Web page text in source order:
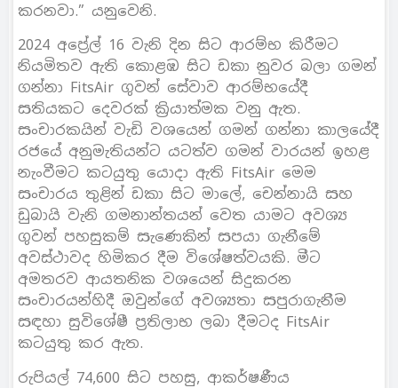
කරනවා.” යනුවෙනි.
2024 අප්‍රේල් 16 වැනි දින සිට ආරම්භ කිරීමට
නියමිතව ඇති කොළඹ සිට ඩකා නුවර බලා ගමන්
ගන්නා FitsAir ගුවන් සේවාව ආරම්භයේදී
සතියකට දෙවරක් ක්‍රියාත්මක වනු ඇත.
සංචාරකයින් වැඩි වශයෙන් ගමන් ගන්නා කාලයේදී
රජයේ අනුමැතියන්ට යටත්ව ගමන් වාරයන් ඉහළ
නැංවීමට කටයුතු යොදා ඇති FitsAir මෙම
සංචාරය තුළින් ඩකා සිට මාලේ, චෙන්නායි සහ
ඩුබායි වැනි ගමනාන්තයන් වෙත යාමට අවශ්‍ය
ගුවන් පහසුකම් සැණෙකින් සපයා ගැනීමේ
අවස්ථාවද හිමිකර දීම විශේෂත්වයකි. මීට
අමතරව ආයතනික වශයෙන් සිදුකරන
සංචාරයන්හිදී ඔවුන්ගේ අවශ්‍යතා සපුරාගැනීම
සඳහා සුවිශේෂී ප්‍රතිලාභ ලබා දීමටද FitsAir
කටයුතු කර ඇත.
රුපියල් 74,600 සිට පහසු, ආකර්ෂණීය